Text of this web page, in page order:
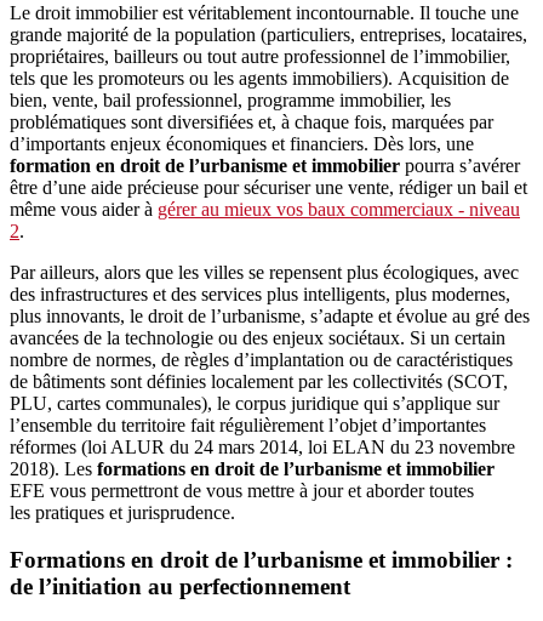
Le droit immobilier est véritablement incontournable. Il touche une
grande majorité de la population (particuliers, entreprises, locataires,
propriétaires, bailleurs ou tout autre professionnel de l’immobilier,
tels que les promoteurs ou les agents immobiliers). Acquisition de
bien, vente, bail professionnel, programme immobilier, les
problématiques sont diversifiées et, à chaque fois, marquées par
d’importants enjeux économiques et financiers. Dès lors, une
formation en droit de l’urbanisme et immobilier pourra s’avérer
être d’une aide précieuse pour sécuriser une vente, rédiger un bail et
même vous aider à gérer au mieux vos baux commerciaux - niveau
2.
Par ailleurs, alors que les villes se repensent plus écologiques, avec
des infrastructures et des services plus intelligents, plus modernes,
plus innovants, le droit de l’urbanisme, s’adapte et évolue au gré des
avancées de la technologie ou des enjeux sociétaux. Si un certain
nombre de normes, de règles d’implantation ou de caractéristiques
de bâtiments sont définies localement par les collectivités (SCOT,
PLU, cartes communales), le corpus juridique qui s’applique sur
l’ensemble du territoire fait régulièrement l’objet d’importantes
réformes (loi ALUR du 24 mars 2014, loi ELAN du 23 novembre
2018). Les formations en droit de l’urbanisme et immobilier
EFE vous permettront de vous mettre à jour et aborder toutes
les pratiques et jurisprudence.
Formations en droit de l’urbanisme et immobilier :
de l’initiation au perfectionnement